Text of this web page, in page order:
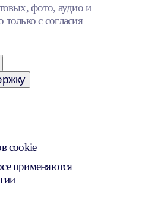
фото, аудио и
с согласия
cookie
применяются